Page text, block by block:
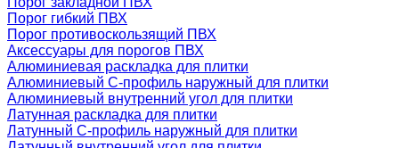
Порог гибкий ПВХ
Порог противоскользящий ПВХ
Аксессуары для порогов ПВХ
Алюминиевая раскладка для плитки
Алюминиевый С-профиль наружный для плитки
Алюминиевый внутренний угол для плитки
Латунная раскладка для плитки
Латунный С-профиль наружный для плитки